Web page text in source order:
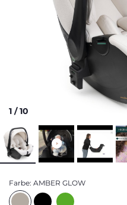
1 /10
Farbe: AMBER GLOW